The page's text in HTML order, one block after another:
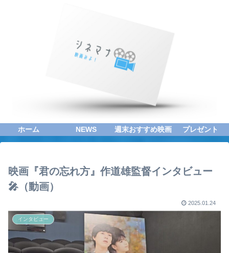
ホーム NEWS 週末おすすめ映画 プレゼント
映画『君の忘れ方』作道雄監督インタビュー
🎤（動画）
2025.01.24
インタビュー